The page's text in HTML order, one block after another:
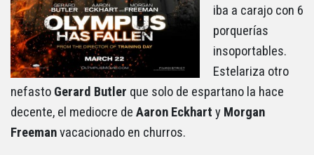
iba a carajo con 6
porquerías
insoportables.
Estelariza otro
nefasto Gerard Butler que solo de espartano la hace
decente, el mediocre de Aaron Eckhart y Morgan
Freemanvacacionado en churros.